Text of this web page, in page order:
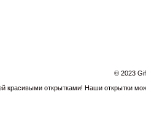
© 2023
красивыми открытками! Наши открытки